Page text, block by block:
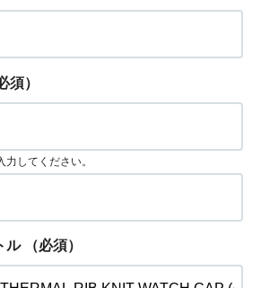
須）
してください。
ル （必須）